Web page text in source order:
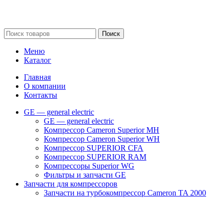
Поиск
Меню
Каталог
Главная
О компании
Контакты
GE — general electric
GE — general electric
Компрессор Cameron Superior MH
Компрессор Cameron Superior WH
Компрессор SUPERIOR CFA
Компрессор SUPERIOR RAM
Компрессоры Superior WG
Фильтры и запчасти GE
Запчасти для компрессоров
Запчасти на турбокомпрессор Cameron TA 2000